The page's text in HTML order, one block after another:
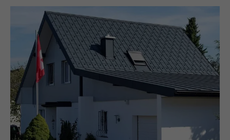
UTILITÉ
Internet contient une fenêtre « Suivez-
nous » intégrée.
NOM bcookie
FOURNISSEUR LinkedIn
2 ans
UTILITÉ
Utilisé par le service de réseau social
LinkedIn pour suivre l'utilisation de